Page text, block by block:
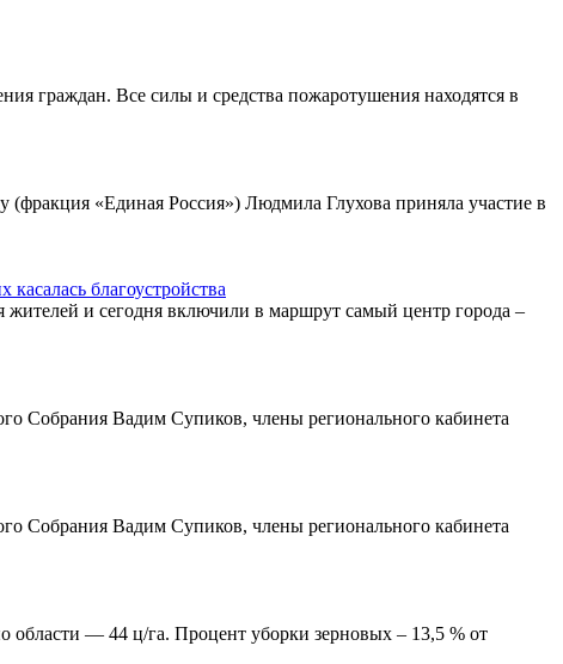
граждан. Все силы и средства пожаротушения находятся в
(фракция «Единая Россия») Людмила Глухова приняла участие в
благоустройства
и сегодня включили в маршрут самый центр города –
Собрания Вадим Супиков, члены регионального кабинета
Собрания Вадим Супиков, члены регионального кабинета
области — 44 ц/га. Процент уборки зерновых – 13,5 % от